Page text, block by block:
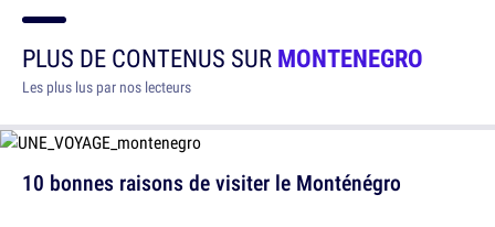
PLUS DE CONTENUS SURMONTENEGRO
Les plus lus par nos lecteurs
10 bonnes raisons de visiter le Monténégro